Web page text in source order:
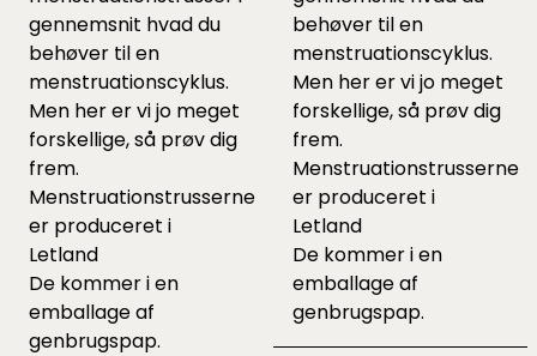
gennemsnit hvad du
behøver til en
menstruationscyklus.
Men her er vi jo meget
forskellige, så prøv dig
frem.
Menstruationstrusserne
er produceret i
Letland
De kommer i en
emballage af
genbrugspap.
behøver til en
menstruationscyklus.
Men her er vi jo meget
forskellige, så prøv dig
frem.
Menstruationstrusserne
er produceret i
Letland
De kommer i en
emballage af
genbrugspap.